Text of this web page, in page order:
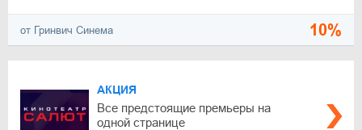
от Гринвич Синема 10%
АКЦИЯ
Все предстоящие премьеры на
одной странице